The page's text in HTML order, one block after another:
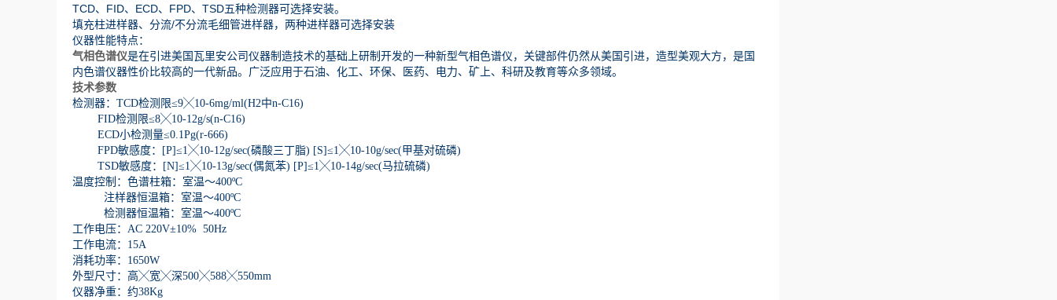
TCD、FID、ECD、FPD、TSD五种检测器可选择安装。
填充柱进样器、分流/不分流毛细管进样器，两种进样器可选择安装
仪器性能特点：
气相色谱仪是在引进美国瓦里安公司仪器制造技术的基础上研制开发的一种新型气相色谱仪，关键部件仍然从美国引进，造型美观大方，是国
内色谱仪器性价比较高的一代新品。广泛应用于石油、化工、环保、医药、电力、矿上、科研及教育等众多领域。
技术参数
检测器：TCD检测限≤9╳10-6mg/ml(H2中n-C16)
FID检测限≤8╳10-12g/s(n-C16)
ECD小检测量≤0.1Pg(r-666)
FPD敏感度：[P]≤1╳10-12g/sec(磷酸三丁脂) [S]≤1╳10-10g/sec(甲基对硫磷)
TSD敏感度：[N]≤1╳10-13g/sec(偶氮苯) [P]≤1╳10-14g/sec(马拉硫磷)
温度控制：色谱柱箱：室温～400ºC
注样器恒温箱：室温～400ºC
检测器恒温箱：室温～400ºC
工作电压：AC 220V±10% 50Hz
工作电流：15A
消耗功率：1650W
外型尺寸：高╳宽╳深500╳588╳550mm
仪器净重：约38Kg